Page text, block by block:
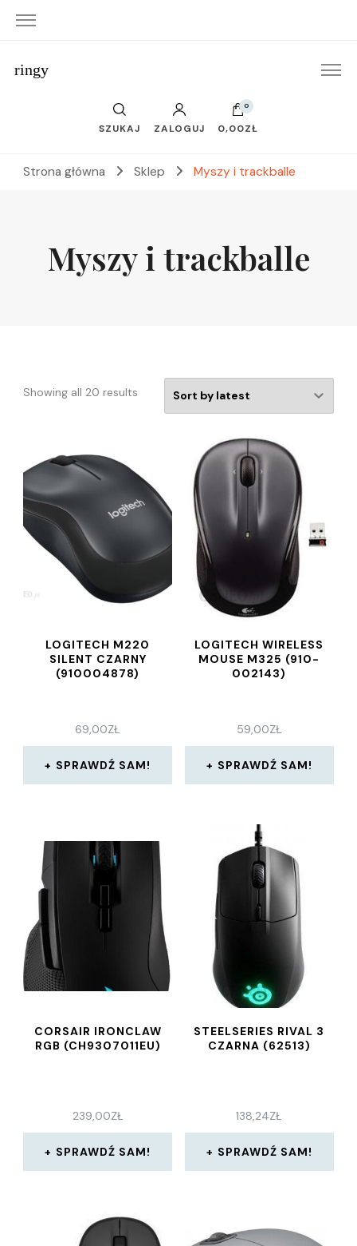
ringy
SZUKAJ ZALOGUJ
0
0,00ZŁ
Strona główna Sklep Myszy i trackballe
Myszy i trackballe
Showing all 20 results
LOGITECH M220
SILENT CZARNY
(910004878)
69,00ZŁ
SPRAWDŹ SAM!
LOGITECH WIRELESS
MOUSE M325 (910-
002143)
59,00ZŁ
SPRAWDŹ SAM!
CORSAIR IRONCLAW
RGB (CH9307011EU)
239,00ZŁ
SPRAWDŹ SAM!
STEELSERIES RIVAL 3
CZARNA (62513)
138,24ZŁ
SPRAWDŹ SAM!